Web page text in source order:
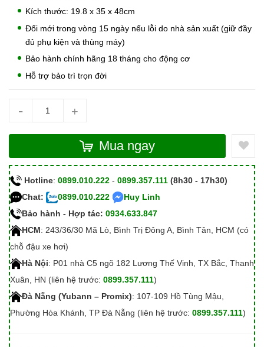
Kích thước: 19.8 x 35 x 48cm
Đổi mới trong vòng 15 ngày nếu lỗi do nhà sản xuất (giữ đầy
đủ phụ kiện và thùng máy)
Bảo hành chính hãng 18 tháng cho động cơ
Hỗ trợ bảo trì trọn đời
- +
Mua ngay
Hotline: 0899.010.222 - 0899.357.111 (8h30 - 17h30)
Chat:
0899.010.222
Huy Linh
Bảo hành - Hợp tác: 0934.633.847
HCM: 243/36/30 Mã Lò, Bình Trị Đông A, Bình Tân, HCM (có
chỗ đậu xe hơi)
Hà Nội: P01 nhà C5 ngõ 182 Lương Thế Vinh, TX Bắc, Thanh
Xuân, HN (liên hệ trước: 0899.357.111)
Đà Nẵng (Yubann – Promix): 107-109 Hồ Tùng Mậu,
Phường Hòa Khánh, TP Đà Nẵng (liên hệ trước: 0899.357.111)